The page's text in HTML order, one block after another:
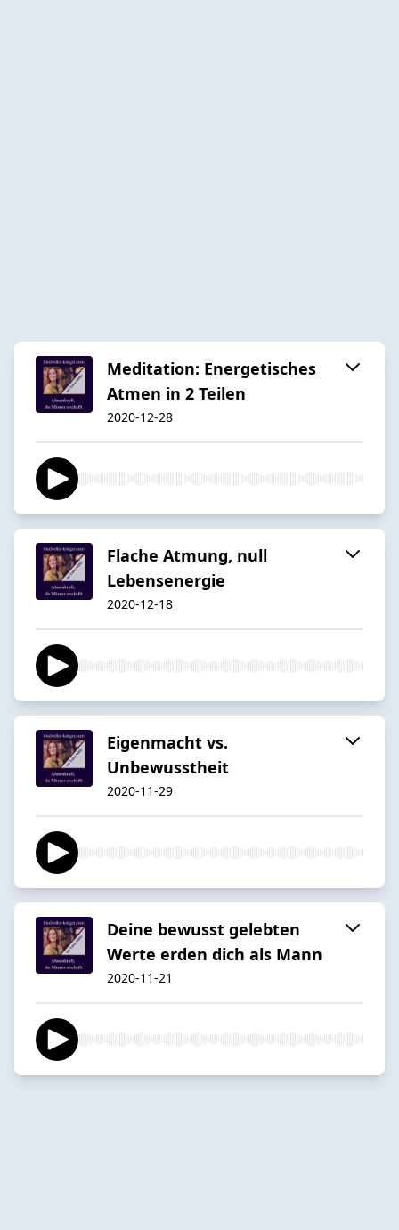
Meditation: Energetisches
Atmen in 2 Teilen
2020-12-28
Flache Atmung, null
Lebensenergie
2020-12-18
Eigenmacht vs.
Unbewusstheit
2020-11-29
Deine bewusst gelebten
Werte erden dich als Mann
2020-11-21